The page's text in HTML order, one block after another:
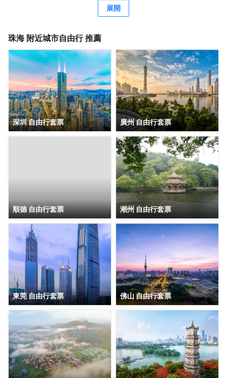
配套有餐廳、洗衣房、健身房、等公共空間，旅客在享受舒
適住宿的同時，也能輕鬆滿足各種休閒與商務需求。客房分
保賓客能夠享受到賓至如歸的居住體驗。 喜悅餐廳位於6
本地特色菜，展現 珠海飲食文化。此外，每個房間都配備有
洗衣機，賓客在忙碌之餘也能輕鬆打理日常衣物。位於 6 層
的健身房房配備有跑步機、橢圓機、動感單車等高端健身器
材，即便身處旅途，也能輕鬆延續鍛鍊習慣。 鉑頓國際公寓
是東呈集團旗下中高端服務式公寓品牌，以“傾注匠心，融入
當地”為品牌理念，融合現代生活方式和行為，旨在為商旅人
士提供舒適住宿、尊貴服務和非凡體驗的現代化理想居庭。
展開
珠海 附近城市自由行 推薦
深圳 自由行套票 廣州 自由行套票
順德 自由行套票 潮州 自由行套票
東莞 自由行套票 佛山 自由行套票